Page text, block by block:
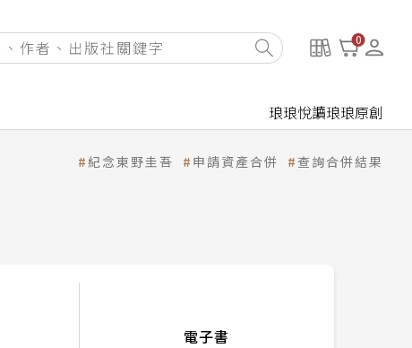
0
琅琅悅讀琅琅原創
紀念東野圭吾 申請資產合併 查詢合併結果
電子書